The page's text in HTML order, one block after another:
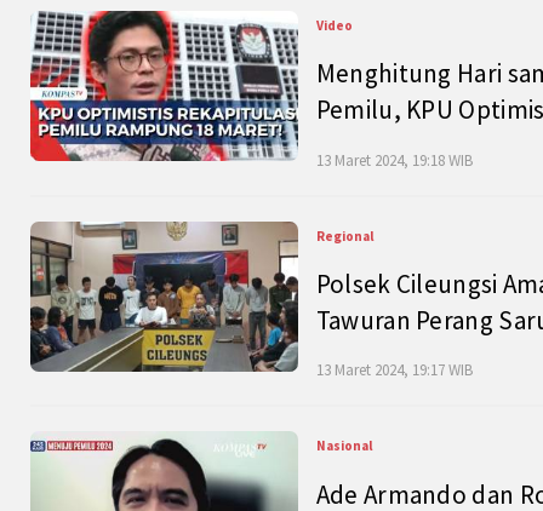
Video
Menghitung Hari
Pemilu, KPU
13 Maret 2024, 19:18 WIB
Regional
Polsek Cileungsi
Tawuran Perang
13 Maret 2024, 19:17 WIB
Nasional
Ade Armando dan